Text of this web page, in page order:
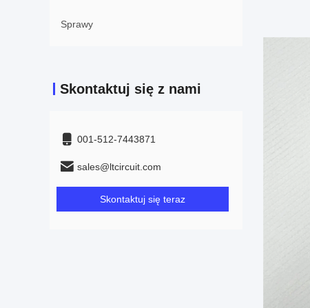
Sprawy
Skontaktuj się z nami
001-512-7443871
sales@ltcircuit.com
Skontaktuj się teraz